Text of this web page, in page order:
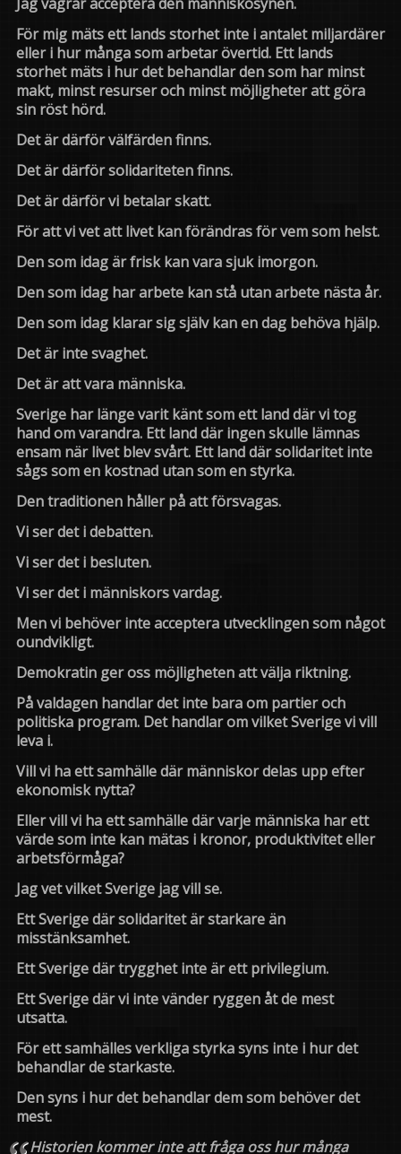
För mig mäts ett lands storhet inte i antalet miljardärer
eller i hur många som arbetar övertid. Ett lands
storhet mäts i hur det behandlar den som har minst
makt, minst resurser och minst möjligheter att göra
sin röst hörd.
Det är därför välfärden finns.
Det är därför solidariteten finns.
Det är därför vi betalar skatt.
För att vi vet att livet kan förändras för vem som helst.
Den som idag är frisk kan vara sjuk imorgon.
Den som idag har arbete kan stå utan arbete nästa år.
Den som idag klarar sig själv kan en dag behöva hjälp.
Det är inte svaghet.
Det är att vara människa.
Sverige har länge varit känt som ett land där vi tog
hand om varandra. Ett land där ingen skulle lämnas
ensam när livet blev svårt. Ett land där solidaritet inte
sågs som en kostnad utan som en styrka.
Den traditionen håller på att försvagas.
Vi ser det i debatten.
Vi ser det i besluten.
Vi ser det i människors vardag.
Men vi behöver inte acceptera utvecklingen som något
oundvikligt.
Demokratin ger oss möjligheten att välja riktning.
På valdagen handlar det inte bara om partier och
politiska program. Det handlar om vilket Sverige vi vill
leva i.
Vill vi ha ett samhälle där människor delas upp efter
ekonomisk nytta?
Eller vill vi ha ett samhälle där varje människa har ett
värde som inte kan mätas i kronor, produktivitet eller
arbetsförmåga?
Jag vet vilket Sverige jag vill se.
Ett Sverige där solidaritet är starkare än
misstänksamhet.
Ett Sverige där trygghet inte är ett privilegium.
Ett Sverige där vi inte vänder ryggen åt de mest
utsatta.
För ett samhälles verkliga styrka syns inte i hur det
behandlar de starkaste.
Den syns i hur det behandlar dem som behöver det
mest.
Historien kommer inte att fråga oss hur många